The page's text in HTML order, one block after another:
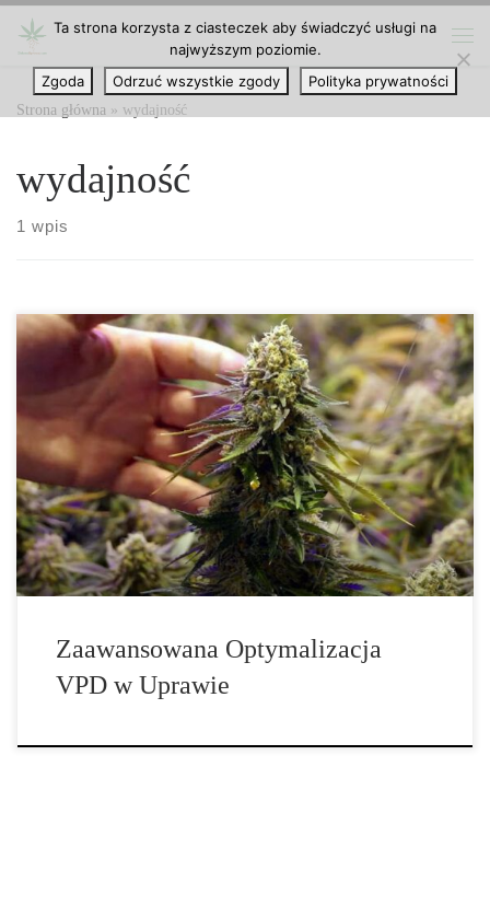
Przejdź do treści
Strona główna » wydajność
wydajność
1 wpis
Zaawansowana Optymalizacja VPD w Uprawie Konopi
Zaawansowana Optymalizacja Wydajności Konopi za pomocą
Wykresu VPD Deficyt ciśnienia pary wodnej (VPD – Vapor
Pressure Deficit) to jeden z kluczowych parametrów, który
decyduje o tym, jak skutecznie rośliny konopi oddychają,
transpirują oraz pobierają składniki odżywcze. Wbrew
powszechnemu przekonaniu, kontrola VPD to nie tylko […]
Zaawansowana Optymalizacja
VPD w Uprawie
Ta strona korzysta z ciasteczek aby świadczyć usługi na
najwyższym poziomie.
Zgoda
Odrzuć wszystkie zgody Polityka prywatności